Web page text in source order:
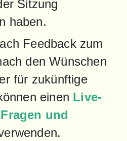
Sitzung
haben.
Feedback zum
den Wünschen
für zukünftige
einen Live-
und